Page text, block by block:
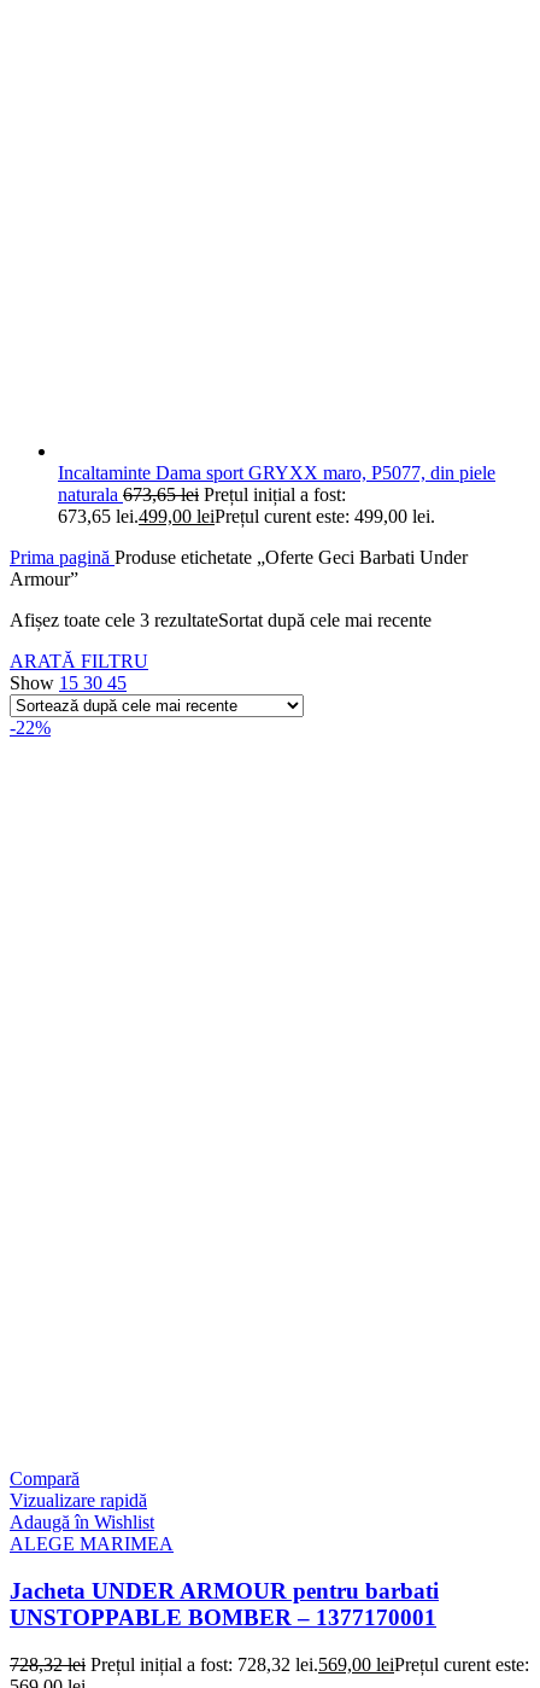
Incaltaminte Dama sport GRYXX maro, P5077, din piele
naturala 673,65lei Prețul inițial a fost:
673,65 lei.499,00 leiPrețul curent este: 499,00 lei.
Prima pagină Produse etichetate „Oferte Geci Barbati Under
Armour”
Afișez toate cele 3 rezultateSortat după cele mai recente
ARATĂ FILTRU
Show 15 30 45
-22%
Compară
Vizualizare rapidă
Adaugă în Wishlist
ALEGE MARIMEA
Jacheta UNDER ARMOUR pentru barbati
UNSTOPPABLE BOMBER – 1377170001
728,32lei Prețul inițial a fost: 728,32 lei.569,00 leiPrețul curent este: